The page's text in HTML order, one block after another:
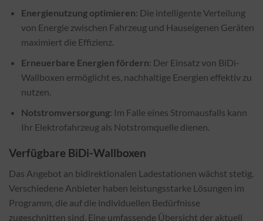
Energienutzung optimieren: Die intelligente Verteilung
von Energie zwischen Fahrzeug und Hauseigenen Geräten
maximiert die Effizienz.
Erneuerbare Energien fördern: Der Einsatz von BiDi-
Wallboxen ermöglicht es, nachhaltige Energien effektiv zu
nutzen.
Notstromversorgung: Im Falle eines Stromausfalls kann
Ihr Elektrofahrzeug als Notstromquelle dienen.
Verfügbare BiDi-Wallboxen
Das Angebot an bidirektionalen Ladestationen wächst stetig.
Verschiedene Anbieter haben leistungsstarke Lösungen im
Programm, die auf die individuellen Bedürfnisse
zugeschnitten sind. Eine umfassende Übersicht der aktuell